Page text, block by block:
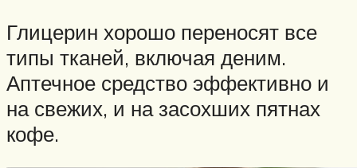
Глицерин хорошо переносят все
типы тканей, включая деним.
Аптечное средство эффективно и
на свежих, и на засохших пятнах
кофе.